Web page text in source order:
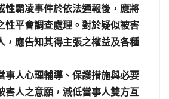
性霸凌事件於依法通報後，應將
性平會調查處理。對於疑似被害
，應告知其得主張之權益及各種
事人心理輔導、保護措施與必要
害人之意願，減低當事人雙方互